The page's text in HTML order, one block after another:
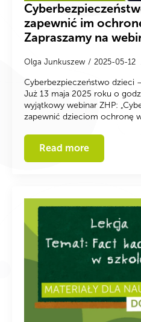
zapewnić im
Zapraszamy na
Olga Junkuszew 2025-05-12
Cyberbezpieczeństwo dzieci
Już 13 maja 2025 roku o
wyjątkowy webinar ZHP:
zapewnić dzieciom ochronę
Read more